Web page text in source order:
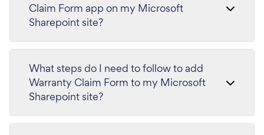
Claim Form app on my Microsoft
Sharepoint site?
What steps do I need to follow to add
Warranty Claim Form to my Microsoft
Sharepoint site?